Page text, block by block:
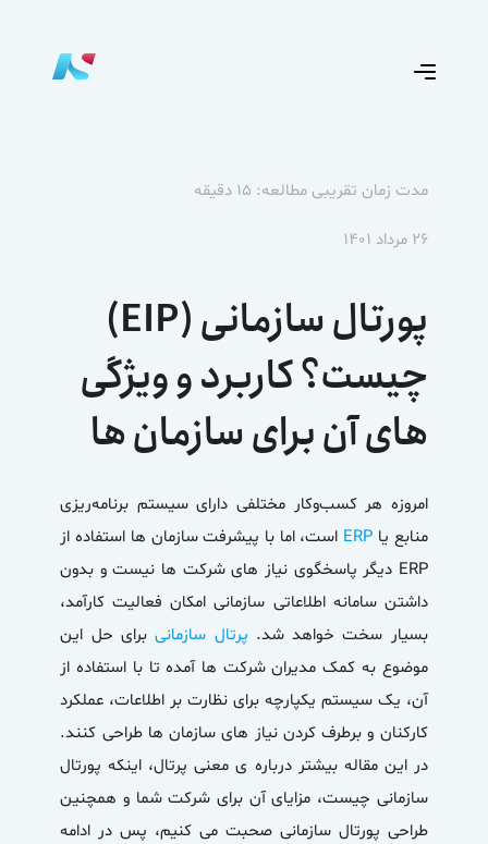
مدت زمان تقریبی مطالعه: ۱۵ دقیقه
۲۶ مرداد ۱۴۰۱
پورتال سازمانی (EIP)
چیست؟ کاربرد و ویژگی
های آن برای سازمان ها
امروزه هر کسب‌وکار مختلفی دارای سیستم برنامه‌ریزی
منابع یا ERP است، اما با پیشرفت سازمان ها استفاده از
ERP دیگر پاسخگوی نیاز های شرکت ها نیست و بدون
داشتن سامانه اطلاعاتی سازمانی امکان فعالیت کارآمد،
بسیار سخت خواهد شد. پرتال سازمانی برای حل این
موضوع به کمک مدیران شرکت ها آمده تا با استفاده از
آن، یک سیستم یکپارچه برای نظارت بر اطلاعات، عملکرد
کارکنان و برطرف کردن نیاز های سازمان ها طراحی کنند.
در این مقاله بیشتر درباره ی معنی پرتال، اینکه پورتال
سازمانی چیست، مزایای آن برای شرکت شما و همچنین
طراحی پورتال سازمانی صحبت می کنیم، پس در ادامه